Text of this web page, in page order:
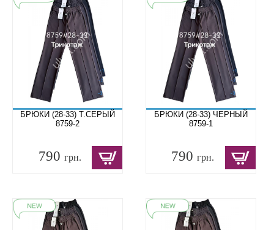
БРЮКИ (28-33) Т.СЕРЫЙ
8759-2
790 грн.
БРЮКИ (28-33) ЧЕРНЫЙ
8759-1
790грн.